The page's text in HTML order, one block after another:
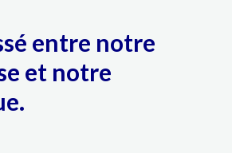
entre notre
et notre